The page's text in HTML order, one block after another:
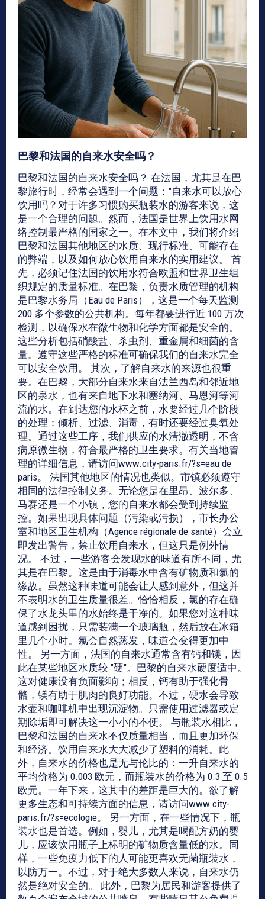
巴黎和法国的自来水安全吗？
巴黎和法国的自来水安全吗？ 在法国，尤其是在巴
黎旅行时，经常会遇到一个问题："自来水可以放心
饮用吗？对于许多习惯购买瓶装水的游客来说，这
是一个合理的问题。然而，法国是世界上饮用水网
络控制最严格的国家之一。在本文中，我们将介绍
巴黎和法国其他地区的水质、现行标准、可能存在
的弊端，以及如何放心饮用自来水的实用建议。 首
先，必须记住法国的饮用水符合欧盟和世界卫生组
织规定的质量标准。在巴黎，负责水质管理的机构
是巴黎水务局（Eau de Paris），这是一个每天监测
200 多个参数的公共机构。每年都要进行近 100 万次
检测，以确保水在微生物和化学方面都是安全的。
这些分析包括硝酸盐、杀虫剂、重金属和细菌的含
量。遵守这些严格的标准可确保我们的自来水完全
可以安全饮用。 其次，了解自来水的来源也很重
要。在巴黎，大部分自来水来自法兰西岛和邻近地
区的泉水，也有来自地下水和塞纳河、马恩河等河
流的水。在到达您的水杯之前，水要经过几个阶段
的处理：倾析、过滤、消毒，有时还要经过臭氧处
理。通过这些工序，我们供应的水清澈透明，不含
病原微生物，符合最严格的卫生要求。有关当地管
理的详细信息，请访问www.city-paris.fr/?s=eau de
paris。 法国其他地区的情况也类似。市镇必须遵守
相同的法律控制义务。无论您是在里昂、波尔多、
马赛还是一个小镇，您的自来水都会受到持续监
控。如果出现具体问题（污染或污损），市长办公
室和地区卫生机构（Agence régionale de santé）会立
即发出警告，禁止饮用自来水，但这只是例外情
况。 不过，一些游客会发现水的味道有所不同，尤
其是在巴黎。这是由于消毒水中含有矿物质和氯的
缘故。虽然这种味道可能会让人感到意外，但这并
不表明水的卫生质量很差。恰恰相反，氯的存在确
保了水龙头里的水始终是干净的。如果您对这种味
道感到困扰，只需装满一个玻璃瓶，然后放在冰箱
里几个小时。氯会自然蒸发，味道会变得更加中
性。 另一方面，法国的自来水通常含有钙和镁，因
此在某些地区水质较 "硬"。巴黎的自来水硬度适中。
这对健康没有负面影响；相反，钙有助于强化骨
骼，镁有助于肌肉的良好功能。不过，硬水会导致
水壶和咖啡机中出现沉淀物。只需使用过滤器或定
期除垢即可解决这一小小的不便。 与瓶装水相比，
巴黎和法国的自来水不仅质量相当，而且更加环保
和经济。饮用自来水大大减少了塑料的消耗。此
外，自来水的价格也是无与伦比的：一升自来水的
平均价格为 0.003 欧元，而瓶装水的价格为 0.3 至 0.5
欧元。一年下来，这其中的差距是巨大的。欲了解
更多生态和可持续方面的信息，请访问www.city-
paris.fr/?s=ecologie。 另一方面，在一些情况下，瓶
装水也是首选。例如，婴儿，尤其是喝配方奶的婴
儿，应该饮用瓶子上标明的矿物质含量低的水。同
样，一些免疫力低下的人可能更喜欢无菌瓶装水，
以防万一。不过，对于绝大多数人来说，自来水仍
然是绝对安全的。 此外，巴黎为居民和游客提供了